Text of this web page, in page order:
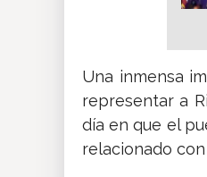
Una inmensa
representar a
día en que el
relacionado con